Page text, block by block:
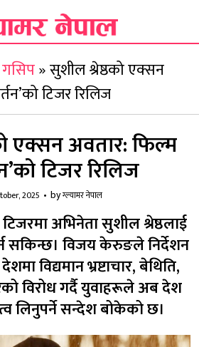
»सुशील श्रेष्ठको एक्सन
टिजर रिलिज
एक्सन अवतार: फिल्म
टिजर रिलिज
2025 byग्ल्यामर नेपाल
टिजरमा अभिनेता सुशील श्रेष्ठलाई
सकिन्छ। विजय केरुङले निर्देशन
विद्यमान भ्रष्टाचार, बेथिति,
विरोध गर्दै युवाहरूले अब देश
लिनुपर्ने सन्देश बोकेको छ।